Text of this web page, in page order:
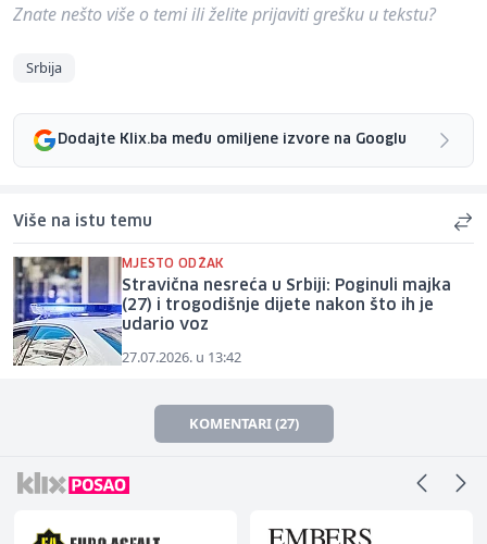
Znate nešto više o temi ili želite prijaviti grešku u tekstu?
Srbija
Dodajte Klix.ba među omiljene izvore na Googlu
Više na istu temu
MJESTO ODŽAK
Stravična nesreća u Srbiji: Poginuli majka
(27) i trogodišnje dijete nakon što ih je
udario voz
27.07.2026. u 13:42
KOMENTARI (27)